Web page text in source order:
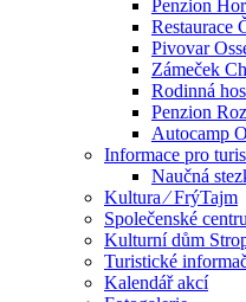
Penzion
Restaurace
Pivovar
Zámeček
Rodinná
Penzion
Autocamp
Informace pro
Naučná
Kultura ⁄ FrýTajm
Společenské
Kulturní dům
Turistické
Kalendář akcí